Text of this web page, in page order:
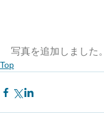
写真を追加しました。
Top